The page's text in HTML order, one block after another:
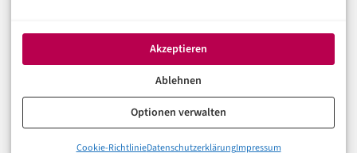
Akzeptieren
Ablehnen
Optionen verwalten
Cookie-RichtlinieDatenschutzerklärungImpressum
Datenschutzerklärung (EU)
Cookie-Richtlinie (EU)